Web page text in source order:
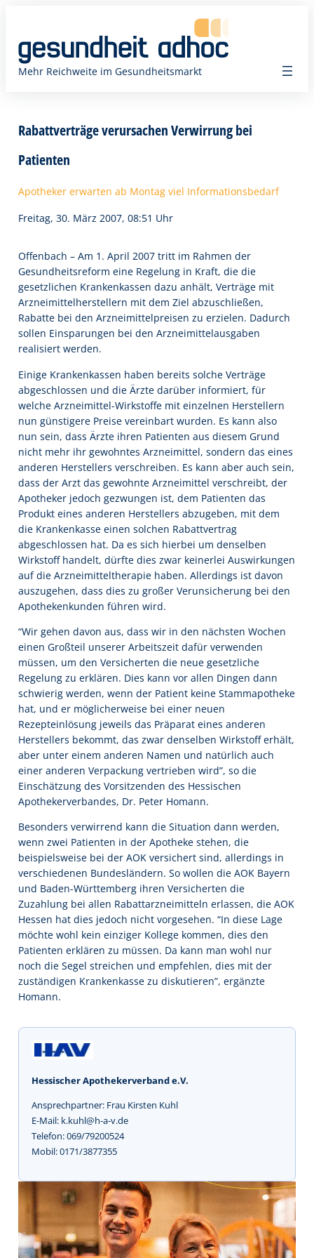
springen
Mehr Reichweite im Gesundheitsmarkt
Rabattverträge verursachen Verwirrung bei
Patienten
Apotheker erwarten ab Montag viel Informationsbedarf
Freitag, 30. März 2007, 08:51 Uhr
Offenbach – Am 1. April 2007 tritt im Rahmen der
Gesundheitsreform eine Regelung in Kraft, die die
gesetzlichen Krankenkassen dazu anhält, Verträge mit
Arzneimittelherstellern mit dem Ziel abzuschließen,
Rabatte bei den Arzneimittelpreisen zu erzielen. Dadurch
sollen Einsparungen bei den Arzneimittelausgaben
realisiert werden.
Einige Krankenkassen haben bereits solche Verträge
abgeschlossen und die Ärzte darüber informiert, für
welche Arzneimittel-Wirkstoffe mit einzelnen Herstellern
nun günstigere Preise vereinbart wurden. Es kann also
nun sein, dass Ärzte ihren Patienten aus diesem Grund
nicht mehr ihr gewohntes Arzneimittel, sondern das eines
anderen Herstellers verschreiben. Es kann aber auch sein,
dass der Arzt das gewohnte Arzneimittel verschreibt, der
Apotheker jedoch gezwungen ist, dem Patienten das
Produkt eines anderen Herstellers abzugeben, mit dem
die Krankenkasse einen solchen Rabattvertrag
abgeschlossen hat. Da es sich hierbei um denselben
Wirkstoff handelt, dürfte dies zwar keinerlei Auswirkungen
auf die Arzneimitteltherapie haben. Allerdings ist davon
auszugehen, dass dies zu großer Verunsicherung bei den
Apothekenkunden führen wird.
“Wir gehen davon aus, dass wir in den nächsten Wochen
einen Großteil unserer Arbeitszeit dafür verwenden
müssen, um den Versicherten die neue gesetzliche
Regelung zu erklären. Dies kann vor allen Dingen dann
schwierig werden, wenn der Patient keine Stammapotheke
hat, und er möglicherweise bei einer neuen
Rezepteinlösung jeweils das Präparat eines anderen
Herstellers bekommt, das zwar denselben Wirkstoff erhält,
aber unter einem anderen Namen und natürlich auch
einer anderen Verpackung vertrieben wird”, so die
Einschätzung des Vorsitzenden des Hessischen
Apothekerverbandes, Dr. Peter Homann.
Besonders verwirrend kann die Situation dann werden,
wenn zwei Patienten in der Apotheke stehen, die
beispielsweise bei der AOK versichert sind, allerdings in
verschiedenen Bundesländern. So wollen die AOK Bayern
und Baden-Württemberg ihren Versicherten die
Zuzahlung bei allen Rabattarzneimitteln erlassen, die AOK
Hessen hat dies jedoch nicht vorgesehen. “In diese Lage
möchte wohl kein einziger Kollege kommen, dies den
Patienten erklären zu müssen. Da kann man wohl nur
noch die Segel streichen und empfehlen, dies mit der
zuständigen Krankenkasse zu diskutieren”, ergänzte
Homann.
Hessischer Apothekerverband e.V.
Ansprechpartner: Frau Kirsten Kuhl
E-Mail: k.kuhl@h-a-v.de
Telefon: 069/79200524
Mobil: 0171/3877355